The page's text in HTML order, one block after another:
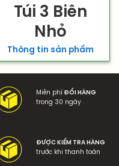
Túi 3 Biên
Nhỏ
Thông tin sản phẩm
Miễn phí ĐỔI HÀNG
trong 30 ngày
ĐƯỢC KIỂM TRA HÀNG
trước khi thanh toán